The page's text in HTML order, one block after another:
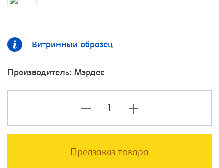
Витринный образец
Производитель: Мэрдес
Предзаказ товара